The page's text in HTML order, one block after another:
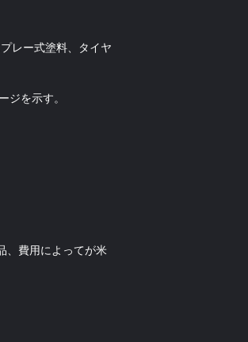
レー式塗料、タイヤ
を示す。
、費用によってが米